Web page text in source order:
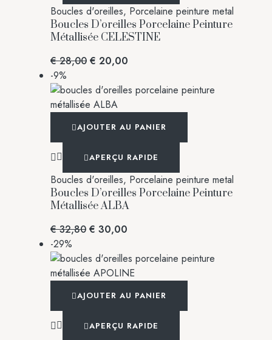
Boucles d'oreilles, Porcelaine peinture metal
Boucles D’oreilles Porcelaine Peinture
Métallisée CELESTINE
€28,00 € 20,00
-9%
AJOUTER AU PANIER
APERÇU RAPIDE
Boucles d'oreilles, Porcelaine peinture metal
Boucles D’oreilles Porcelaine Peinture
Métallisée ALBA
€32,80 € 30,00
-29%
AJOUTER AU PANIER
APERÇU RAPIDE